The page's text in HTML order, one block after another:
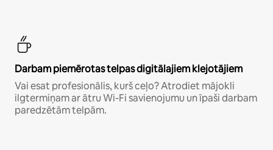
Darbam piemērotas telpas digitālajiem klejotājiem
Vai esat profesionālis, kurš ceļo? Atrodiet mājokli
ilgtermiņam ar ātru Wi-Fi savienojumu un īpaši darbam
paredzētām telpām.